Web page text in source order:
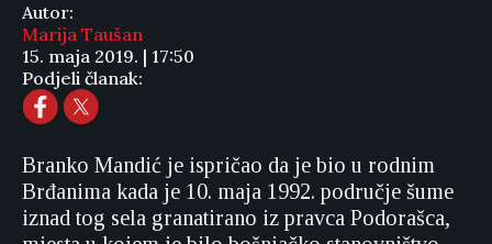
Autor:
Marija Taušan
15. maja 2019. | 17:50
Podjeli članak:
Branko Mandić je ispričao da je bio u rodnim
Brđanima kada je 10. maja 1992. područje šume
iznad tog sela granatirano iz pravca Podorašca,